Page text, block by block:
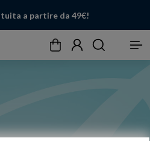
a partire da 49€!
CarrelloAccountCerca Menu